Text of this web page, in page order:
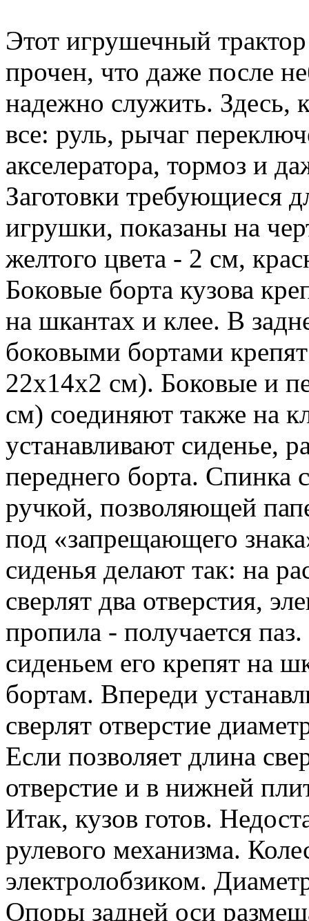
Этот игрушечный
прочен, что даже после
надежно служить. Здесь,
все: руль, рычаг
акселератора, тормоз и
Заготовки требующиеся
игрушки, показаны на
желтого цвета - 2 см,
Боковые борта кузова
на шкантах и клее. В
боковыми бортами
22x14x2 см). Боковые и
см) соединяют также на
устанавливают сиденье,
переднего борта. Спинка
ручкой, позволяющей
под «запрещающего
сиденья делают так: на
сверлят два отверстия,
пропила - получается
сиденьем его крепят на
бортам. Впереди
сверлят отверстие
Если позволяет длина
отверстие и в нижней
Итак, кузов готов.
рулевого механизма.
электролобзиком.
Опоры задней оси